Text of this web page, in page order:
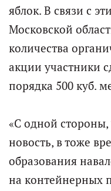
яблок. В связи с
Московской
количества
акции участники
порядка 500 куб.
«С одной
новость, в тоже
образования
на контейнерных